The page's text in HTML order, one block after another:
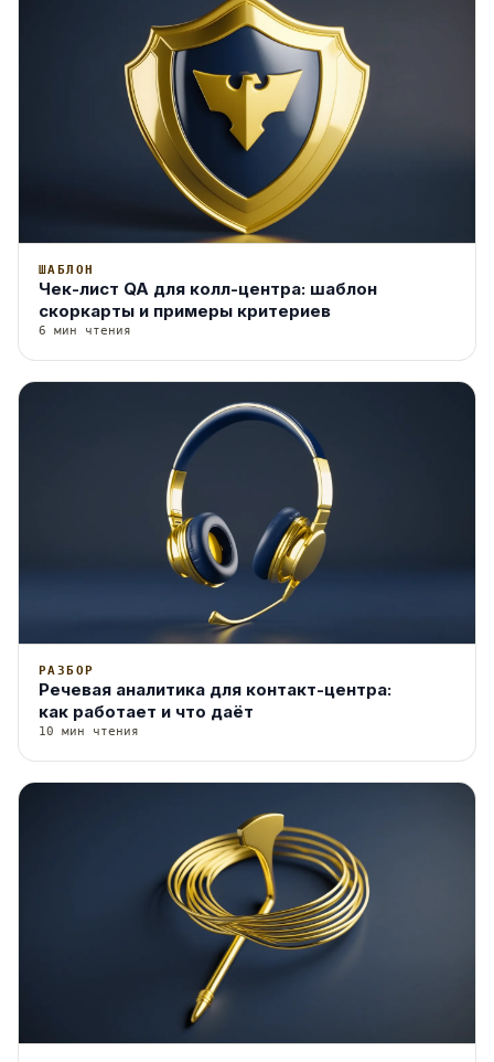
ШАБЛОН
Чек-лист QA для колл-центра: шаблон
скоркарты и примеры критериев
6 мин чтения
РАЗБОР
Речевая аналитика для контакт-центра:
как работает и что даёт
10 мин чтения